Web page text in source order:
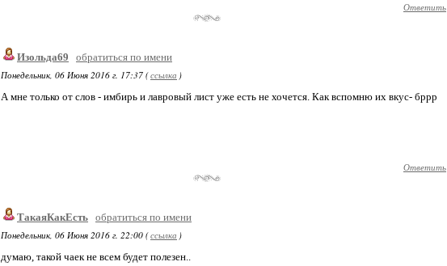
Ответить
Изольда69
обратиться по имени
Понедельник, 06 Июня 2016 г. 17:37 (ссылка )
А мне только от слов - имбирь и лавровый лист уже есть не хочется. Как вспомню их вкус- бррр
Ответить
ТакаяКакЕсть обратиться по имени
Понедельник, 06 Июня 2016 г. 22:00 (ссылка )
думаю, такой чаек не всем будет полезен..